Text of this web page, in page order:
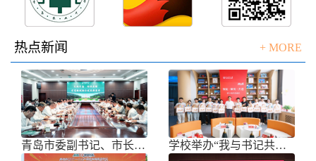
热点新闻 + MORE
青岛市委副书记、市长任刚来校调研 学校举办“我与书记共话成长”师生面